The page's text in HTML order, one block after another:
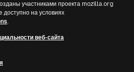
участниками проекта mozilla.org
на условиях
.
веб-сайта